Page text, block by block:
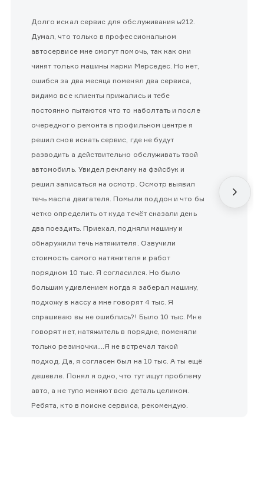
Долго искал сервис для обслуживания w212.
Думал, что только в профессиональном
автосервисе мне смогут помочь, так как они
чинят только машины марки Мерседес. Но нет,
ошибся за два месяца поменял два сервиса,
видимо все клиенты прижались и тебе
постоянно пытаются что то наболтать и после
очередного ремонта в профильном центре я
решил снов искать сервис, где не будут
разводить а действительно обслуживать твой
автомобиль. Увидел рекламу на фэйсбук и
решил записаться на осмотр. Осмотр выявил
течь масла двигателя. Помыли поддон и что бы
четко определить от куда течёт сказали день
два поездить. Приехал, подняли машину и
обнаружили течь натяжителя. Озвучили
стоимость самого натяжителя и работ
порядком 10 тыс. Я согласился. Но было
большим удивлением когда я заберал машину,
подхожу в кассу а мне говорят 4 тыс. Я
спрашиваю вы не ошиблись?! Было 10 тыс. Мне
говорят нет, натяжитель в порядке, поменяли
только резиночки....Я не встречал такой
подход. Да, я согласен был на 10 тыс. А ты ещё
дешевле. Понял я одно, что тут ищут проблему
авто, а не тупо меняют всю деталь целиком.
Ребята, кто в поиске сервиса, рекомендую.